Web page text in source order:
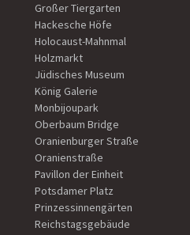
Großer Tiergarten
Hackesche Höfe
Holocaust-Mahnmal
Holzmarkt
Jüdisches Museum
König Galerie
Monbijoupark
Oberbaum Bridge
Oranienburger Straße
Oranienstraße
Pavillon der Einheit
Potsdamer Platz
Prinzessinnengärten
Reichstagsgebäude